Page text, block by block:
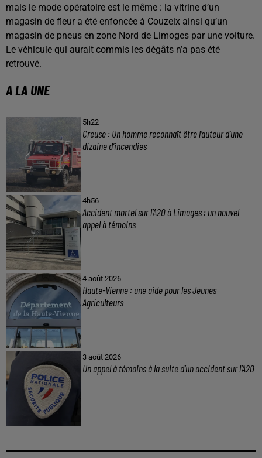
mais le mode opératoire est le même : la vitrine d’un
magasin de fleur a été enfoncée à Couzeix ainsi qu’un
magasin de pneus en zone Nord de Limoges par une voiture.
Le véhicule qui aurait commis les dégâts n’a pas été
retrouvé.
A LA UNE
5h22
Creuse : Un homme reconnaît être l’auteur d’une
dizaine d’incendies
4h56
Accident mortel sur l’A20 à Limoges : un nouvel
appel à témoins
4 août 2026
Haute-Vienne : une aide pour les Jeunes
Agriculteurs
3 août 2026
Un appel à témoins à la suite d’un accident sur l’A20